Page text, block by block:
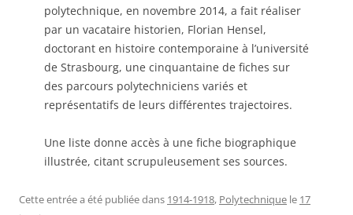
polytechnique, en novembre 2014, a fait réaliser
par un vacataire historien, Florian Hensel,
doctorant en histoire contemporaine à l’université
de Strasbourg, une cinquantaine de fiches sur
des parcours polytechniciens variés et
représentatifs de leurs différentes trajectoires.
Une liste donne accès à une fiche biographique
illustrée, citant scrupuleusement ses sources.
Cette entrée a été publiée dans 1914-1918, Polytechnique le 17